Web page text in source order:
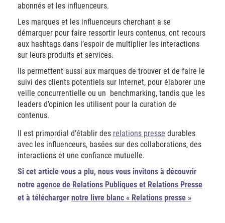
abonnés et les influenceurs.
Les marques et les influenceurs cherchant a se
démarquer pour faire ressortir leurs contenus, ont recours
aux hashtags dans l’espoir de multiplier les interactions
sur leurs produits et services.
Ils permettent aussi aux marques de trouver et de faire le
suivi des clients potentiels sur Internet, pour élaborer une
veille concurrentielle ou un benchmarking, tandis que les
leaders d’opinion les utilisent pour la curation de
contenus.
Il est primordial d’établir des relations presse durables
avec les influenceurs, basées sur des collaborations, des
interactions et une confiance mutuelle.
Si cet article vous a plu, nous vous invitons à découvrir
notre agence de Relations Publiques et Relations Presse
et à télécharger notre livre blanc « Relations presse »